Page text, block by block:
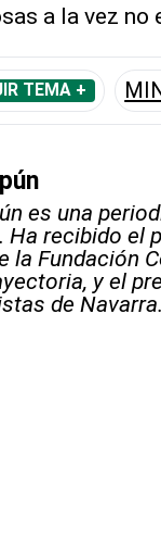
a la vez no
TEMA +
es una
Ha recibido el
la Fundación
y el
de Navarra.